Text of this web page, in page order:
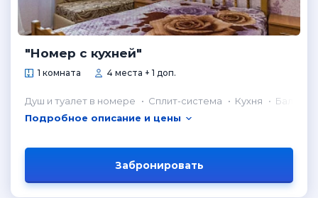
"Номер с кухней"
1 комната 4 места + 1 доп.
Душ и туалет в номере Сплит-система Кухня
Балкон
Подробное описание и цены
Забронировать